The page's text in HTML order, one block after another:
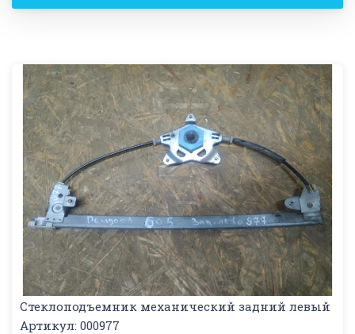
Стеклоподъемник механический задний левый
Артикул: 000977